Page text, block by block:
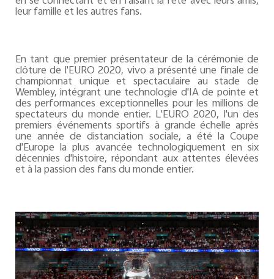
leur famille et les autres fans.
En tant que premier présentateur de la cérémonie de
clôture de l'EURO 2020, vivo a présenté une finale de
championnat unique et spectaculaire au stade de
Wembley, intégrant une technologie d'IA de pointe et
des performances exceptionnelles pour les millions de
spectateurs du monde entier. L'EURO 2020, l'un des
premiers événements sportifs à grande échelle après
une année de distanciation sociale, a été la Coupe
d'Europe la plus avancée technologiquement en six
décennies d'histoire, répondant aux attentes élevées
et à la passion des fans du monde entier.